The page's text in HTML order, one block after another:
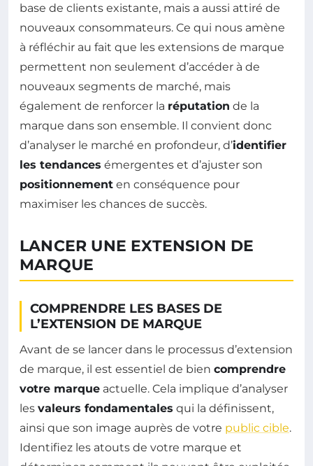
base de clients existante, mais a aussi attiré de
nouveaux consommateurs. Ce qui nous amène
à réfléchir au fait que les extensions de marque
permettent non seulement d’accéder à de
nouveaux segments de marché, mais
également de renforcer la réputation de la
marque dans son ensemble. Il convient donc
d’analyser le marché en profondeur, d’identifier
les tendances émergentes et d’ajuster son
positionnement en conséquence pour
maximiser les chances de succès.
LANCER UNE EXTENSION DE
MARQUE
COMPRENDRE LES BASES DE
L’EXTENSION DE MARQUE
Avant de se lancer dans le processus d’extension
de marque, il est essentiel de bien comprendre
votre marque actuelle. Cela implique d’analyser
les valeurs fondamentales qui la définissent,
ainsi que son image auprès de votre public cible.
Identifiez les atouts de votre marque et